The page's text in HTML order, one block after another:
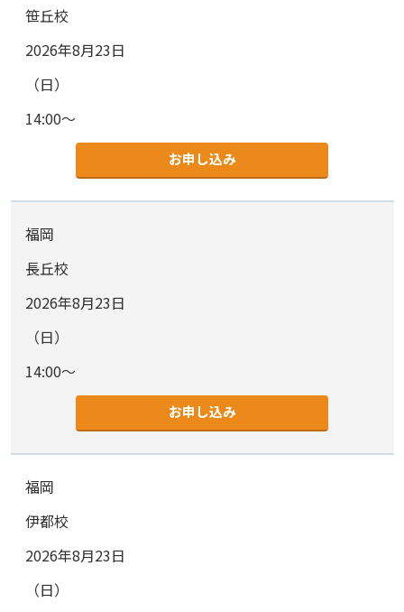
笹丘校
2026年8月23日
（日）
14:00～
お申し込み
福岡
長丘校
2026年8月23日
（日）
14:00～
お申し込み
福岡
伊都校
2026年8月23日
（日）